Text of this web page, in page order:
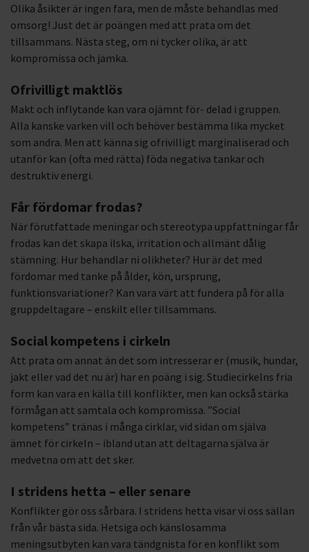
Olika åsikter är ingen fara, men de måste behandlas med
omsorg! Just det är poängen med att prata om det
tillsammans. Nästa steg, om ni tycker olika, är att
kompromissa och jämka.
Ofrivilligt maktlös
Makt och inflytande kan vara ojämnt för- delad i gruppen.
Alla kanske varken vill och behöver bestämma lika mycket
som andra. Men att känna sig ofrivilligt marginaliserad och
utanför kan (ofta med rätta) föda negativa tankar och
destruktiv energi.
Får fördomar frodas?
När förutfattade meningar och stereotypa uppfattningar får
frodas kan det skapa ilska, irritation och allmänt dålig
stämning. Hur behandlar ni olikheter? Hur är det med
fördomar med tanke på ålder, kön, ursprung,
funktionsvariationer? Kan vara värt att fundera på för alla
gruppdeltagare – enskilt eller tillsammans.
Social kompetens i cirkeln
Att prata om annat än det som intresserar er (musik, hundar,
jakt eller vad det nu är) har en poäng i sig. Studiecirkelns fria
form kan vara en källa till konflikter, men kan också stärka
förmågan att samtala och kompromissa. ”Social
kompetens” tränas i många cirklar, vid sidan om själva
ämnet för cirkeln – ibland utan att deltagarna själva är
medvetna om att det sker.
I stridens hetta – eller senare
Konflikter gör oss sårbara. I stridens hetta visar vi oss sällan
från vår bästa sida. Hetsiga och känslosamma
meningsutbyten kan vara tändgnista för en konflikt som